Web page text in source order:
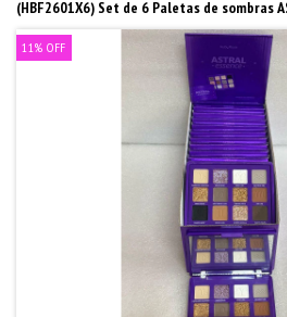
(HBF2601X6) Set de 6 Paletas de sombras
11% OFF